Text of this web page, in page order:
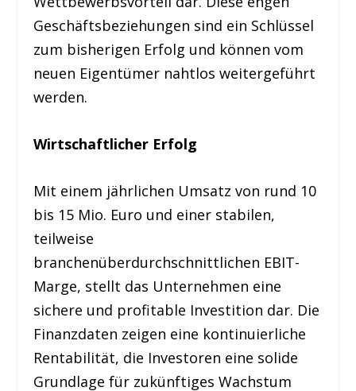
Geschäftsbeziehungen sind ein Schlüssel
zum bisherigen Erfolg und können vom
neuen Eigentümer nahtlos weitergeführt
werden.
Wirtschaftlicher Erfolg
Mit einem jährlichen Umsatz von rund 10
bis 15 Mio. Euro und einer stabilen,
teilweise
branchenüberdurchschnittlichen EBIT-
Marge, stellt das Unternehmen eine
sichere und profitable Investition dar. Die
Finanzdaten zeigen eine kontinuierliche
Rentabilität, die Investoren eine solide
Grundlage für zukünftiges Wachstum